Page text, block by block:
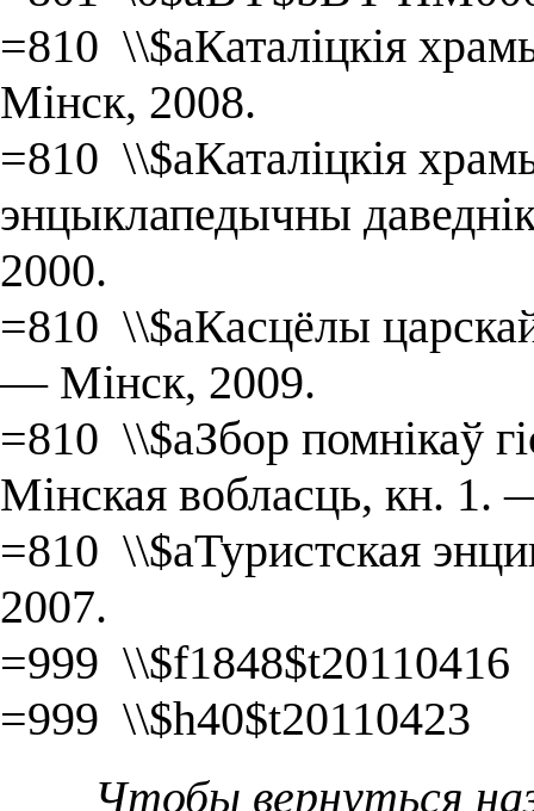
=810 \\$aКаталіцкія
Мінск, 2008.
=810 \\$aКаталіцкія
энцыклапедычны
2000.
=810 \\$aКасцёлы
― Мінск, 2009.
=810 \\$aЗбор помнікаў
Мінская вобласць, кн. 1.
=810 \\$aТуристская
2007.
=999 \\$f1848$t20110416
=999 \\$h40$t20110423
Чтобы вернуться